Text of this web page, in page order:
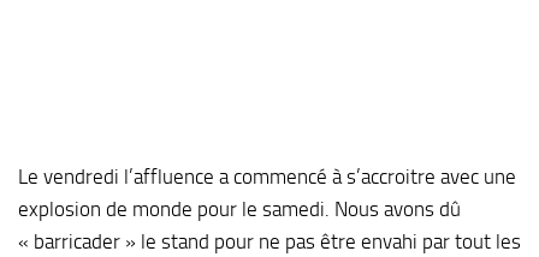
Le vendredi l’affluence a commencé à s’accroitre avec une
explosion de monde pour le samedi. Nous avons dû
« barricader » le stand pour ne pas être envahi par tout les